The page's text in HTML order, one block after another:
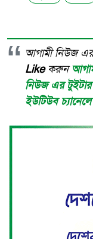
আগামী নিউজ
Likeকরুন
নিউজ এর টুইটার
ইউটিউব চ্যানেলে